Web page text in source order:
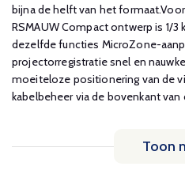
bijna de helft van het
RSMAUW Compact ontwerp is 1/3 kleiner dan de RPA Elite en bevat
dezelfde functies MicroZone-
projectorregistratie snel en
moeiteloze positionering van de
kabelbeheer via de bovenkant van
Toon